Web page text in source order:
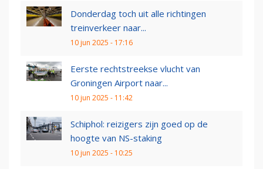
Donderdag toch uit alle richtingen
treinverkeer naar...
10 jun 2025 - 17:16
Eerste rechtstreekse vlucht van
Groningen Airport naar...
10 jun 2025 - 11:42
Schiphol: reizigers zijn goed op de
hoogte van NS-staking
10 jun 2025 - 10:25